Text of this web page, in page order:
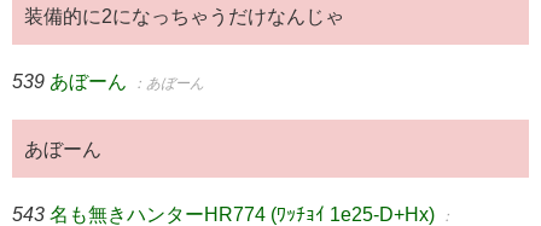
装備的に2になっちゃうだけなんじゃ
539 あぼーん ：あぼーん
あぼーん
543 名も無きハンターHR774 (ﾜｯﾁｮｲ 1e25-D+Hx) ：